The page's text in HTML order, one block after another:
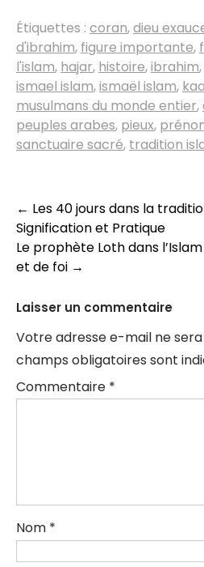
Étiquettes : coran,dieu
d'ibrahim, figure importante,
l'islam, hajar, histoire,ibrahim,
ismael islam,ismaël islam,
musulmans du monde entier,
peuples arabes, pieux,
sanctuaire sacré, tradition
Navigation
des
articles
← Les 40 jours dans la
Signification et Pratique
Le prophète Loth dans
et de foi →
Laisser un commentaire
Votre adresse e-mail ne
champs obligatoires sont
Commentaire *
Nom *